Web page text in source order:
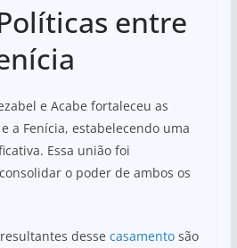
entre
e Acabe fortaleceu as
a Fenícia, estabelecendo uma
Essa união foi
o poder de ambos os
desse casamentosão